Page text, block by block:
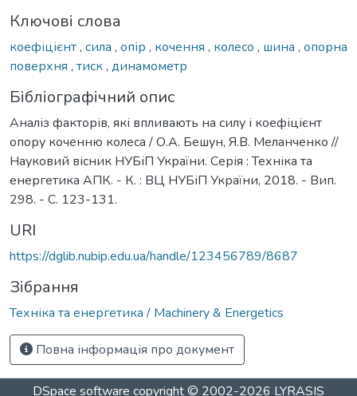
Ключові слова
коефіцієнт, сила , опір , кочення , колесо , шина , опорна
поверхня , тиск, динамометр
Бібліографічний опис
Аналіз факторів, які впливають на силу і коефіцієнт
опору коченню колеса / О.А. Бешун, Я.В. Меланченко //
Науковий вісник НУБіП України. Серія : Техніка та
енергетика АПК. - К. : ВЦ НУБіП України, 2018. - Вип.
298. - С. 123-131.
URI
https://dglib.nubip.edu.ua/handle/123456789/8687
Зібрання
Техніка та енергетика / Machinery & Energetics
Повна інформація про документ
DSpace software copyright © 2002-2026 LYRASIS